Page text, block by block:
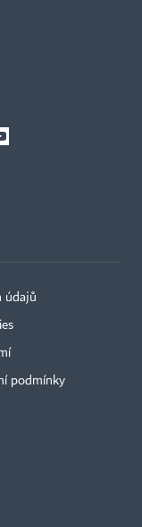
údajů
podmínky